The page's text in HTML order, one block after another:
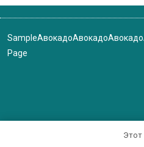
Sample
Page
АвокадоАвокадоАвокадо
Этот